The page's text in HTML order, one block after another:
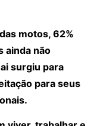
motos, 62%
ainda não
surgiu para
para seus